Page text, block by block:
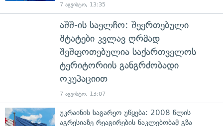
7 აგვისტო, 13:35
აშშ-ის საელჩო: შეერთებული
შტატები კვლავ ღრმად
შეშფოთებულია საქართველოს
ტერიტორიის განგრძობადი
ოკუპაციით
7 აგვისტო, 13:07
უკრაინის საგარეო უწყება: 2008 წლის
აგრესიაზე რეაგირების ნაკლებობამ გზა